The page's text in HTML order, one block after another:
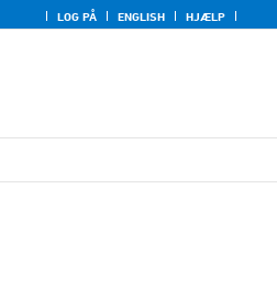
LOG PÅ ENGLISH HJÆLP